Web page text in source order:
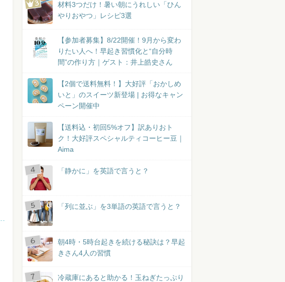
材料3つだけ！暑い朝にうれしい「ひん
やりおやつ」レシピ3選
【参加者募集】8/22開催！9月から変わ
りたい人へ！早起き習慣化と“自分時
間”の作り方｜ゲスト：井上皓史さん
【2個で送料無料！】大好評「おかしめ
いと」のスイーツ新登場 | お得なキャン
ペーン開催中
【送料込・初回5%オフ】訳ありおト
ク！大好評スペシャルティコーヒー豆｜
Aima
「静かに」を英語で言うと？
「列に並ぶ」を3単語の英語で言うと？
朝4時・5時台起きを続ける秘訣は？早起
きさん4人の習慣
冷蔵庫にあると助かる！玉ねぎたっぷり